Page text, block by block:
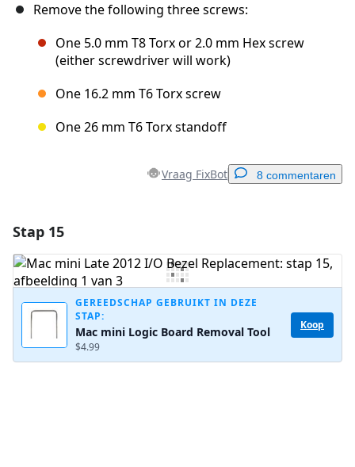
Remove the following three screws:
One 5.0 mm T8 Torx or 2.0 mm Hex screw
(either screwdriver will work)
One 16.2 mm T6 Torx screw
One 26 mm T6 Torx standoff
Vraag FixBot 8 commentaren
Voeg opmerking toe
Annuleren Plaats opmerking
Stap 15
GEREEDSCHAP GEBRUIKT IN DEZE
STAP:
Mac mini Logic Board Removal Tool
$4.99
Koop